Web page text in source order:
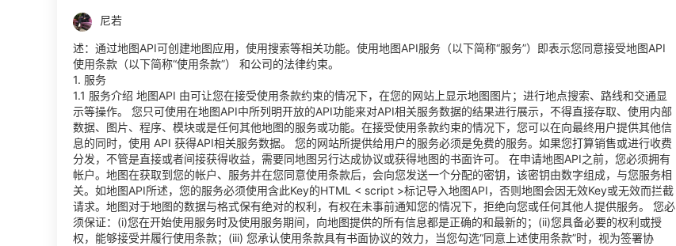
尼若
述：通过地图API可创建地图应用，使用搜索等相关功能。使用地图API服务（以下简称“服务”）即表示您同意接受地图API
使用条款（以下简称“使用条款”） 和公司的法律约束。
1. 服务
1.1 服务介绍 地图API 由可让您在接受使用条款约束的情况下，在您的网站上显示地图图片；进行地点搜索、路线和交通显
示等操作。 您只可使用在地图API中所列明开放的API功能来对API相关服务数据的结果进行展示，不得直接存取、使用内部
数据、图片、程序、模块或是任何其他地图的服务或功能。在接受使用条款约束的情况下，您可以在向最终用户提供其他信
息的同时，使用 API 获得API相关服务数据。 您的网站所提供给用户的服务必须是免费的服务。如果您打算销售或进行收费
分发，不管是直接或者间接获得收益，需要同地图另行达成协议或获得地图的书面许可。 在申请地图API之前，您必须拥有
帐户。地图在获取到您的帐户、服务并在您同意使用条款后，会向您发送一个分配的密钥，该密钥由数字组成，与您服务相
关。如地图API所述，您的服务必须使用含此Key的HTML < script >标记导入地图API，否则地图会因无效Key或无效而拦截
请求。地图对于地图的数据与格式保有绝对的权利，有权在未事前通知您的情况下，拒绝向您或任何其他人提供服务。 您必
须保证：(i)您在开始使用服务时及使用服务期间，向地图提供的所有信息都是正确的和最新的；(ii)您具备必要的权利或授
权，能够接受并履行使用条款；(iii) 您承认使用条款具有书面协议的效力，当您勾选“同意上述使用条款”时，视为签署协